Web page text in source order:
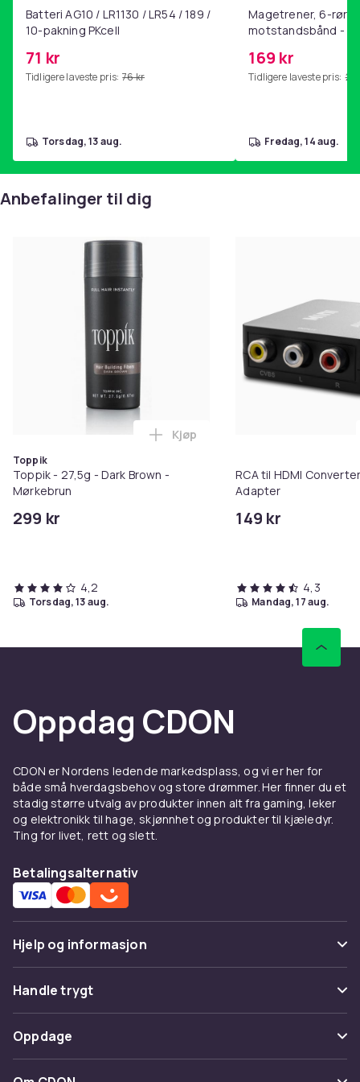
Batteri AG10 / LR1130 / LR54 / 189 /
10-pakning PKcell
71 kr
Tidligere laveste pris: 76 kr
torsdag, 13 aug.
Magetrener, 6-rørs
motstandsbånd -
hjemmegymnastikk
169 kr
Tidligere laveste pris:
fredag, 14 aug.
Anbefalinger til dig
Toppik
Toppik - 27,5g - Dark Brown -
Mørkebrun
299 kr
Legg Toppik - 27,5g - Dark
Kjøp
4,2
torsdag, 13 aug.
RCA til HDMI
Adapter
149 kr
4,3
mandag, 17 aug.
Oppdag CDON
CDON er Nordens ledende markedsplass, og vi er her for
både små hverdagsbehov og store drømmer. Her finner du et
stadig større utvalg av produkter innen alt fra gaming, leker
og elektronikk til hage, skjønnhet og produkter til kjæledyr.
Ting for livet, rett og slett.
Betalingsalternativ
Hjelp og informasjon
Vanlige spørsmål
Spor pakke
Angre & returner her
Handle trygt
Betaling
Levering
Oppdage
Kategorier